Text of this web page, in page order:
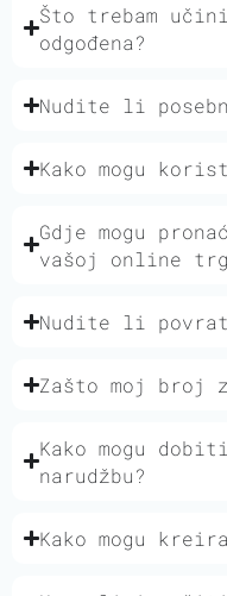
Što trebam
odgođena?
Nudite li
Kako mogu
Gdje mogu
vašoj online
Nudite li
Zašto moj broj
Kako mogu
narudžbu?
Kako mogu